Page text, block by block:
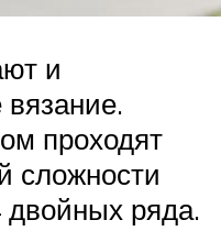
и
проходят
сложности
двойных ряда.